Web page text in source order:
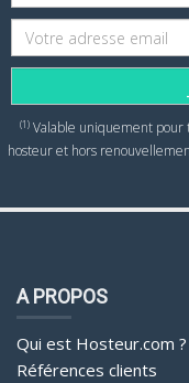
(1)Valable uniquement pour
hosteur et hors
A PROPOS
Qui est Hosteur.com ?
Références clients